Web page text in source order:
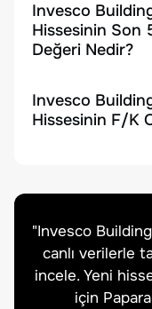
Invesco
Hissesinin Son
Değeri Nedir?
Invesco
Hissesinin F/K
"Invesco
canlı verilerle
incele. Yeni
için